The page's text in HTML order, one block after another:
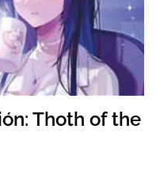
Thoth of the